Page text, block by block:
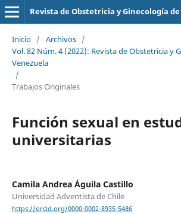
Revista de Obstetricia y Ginecología
Inicio / Archivos /
Vol. 82 Núm. 4 (2022): Revista de Obstetricia y
Venezuela
/
Trabajos Originales
Función sexual en
universitarias
Camila Andrea Águila Castillo
Universidad Adventista de Chile
https://orcid.org/0000-0002-8935-5486